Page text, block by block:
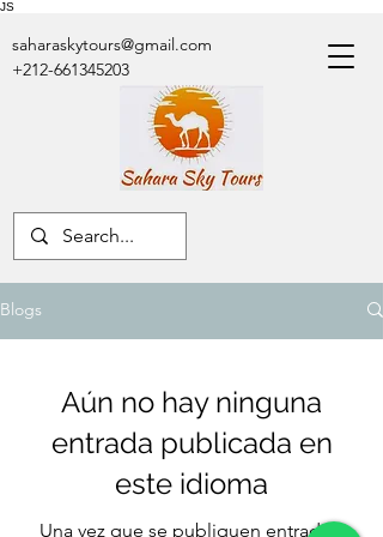
JS
saharaskytours@gmail.com
+212-661345203
Blogs
Aún no hay ninguna
entrada publicada en
este idioma
Una vez que se publiquen entradas,